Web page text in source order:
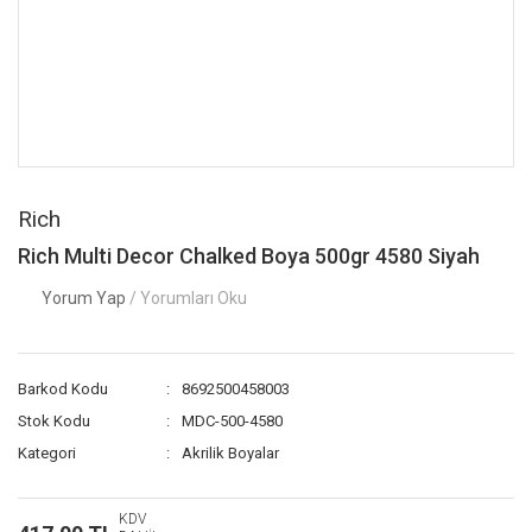
Rich
Rich Multi Decor Chalked Boya 500gr 4580 Siyah
Yorum Yap / Yorumları Oku
Barkod Kodu
8692500458003
Stok Kodu
MDC-500-4580
Kategori
Akrilik Boyalar
KDV